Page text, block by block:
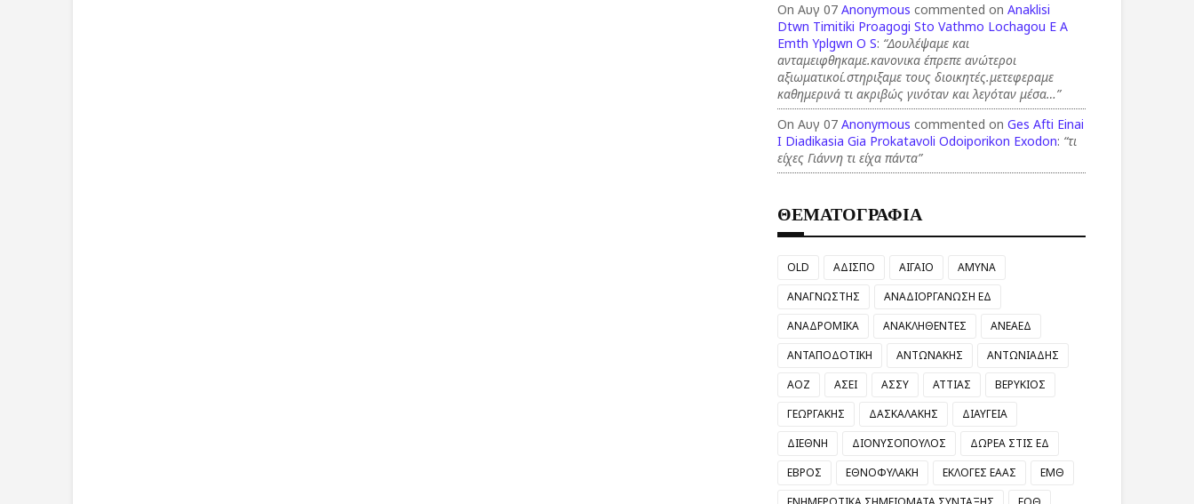
On Αυγ 07Anonymous commented onAnaklisi
Dtwn Timitiki Proagogi Sto Vathmo Lochagou E A
Emth Yplgwn O S: “Δουλέψαμε και
ανταμειφθηκαμε.κανονικα έπρεπε ανώτεροι
αξιωματικοί.στηριξαμε τους διοικητές.μετεφεραμε
καθημερινά τι ακριβώς γινόταν και λεγόταν μέσα…”
On Αυγ 07Anonymous commented onGes Afti Einai
I Diadikasia Gia Prokatavoli Odoiporikon Exodon: “τι
είχες Γιάννη τι είχα πάντα”
ΘΕΜΑΤΟΓΡΑΦΙΑ
OLD ΑΔΙΣΠΟ ΑΙΓΑΙΟ
ΑΜΥΝΑ
ΑΝΑΓΝΩΣΤΗΣ
ΑΝΑΔΙΟΡΓΑΝΩΣΗ ΕΔ
ΑΝΑΔΡΟΜΙΚΑ
ΑΝΑΚΛΗΘΕΝΤΕΣ
ΑΝΕΑΕΔ
ΑΝΤΑΠΟΔΟΤΙΚΗ
ΑΝΤΩΝΑΚΗΣ
ΑΝΤΩΝΙΑΔΗΣ
ΑΟΖ
ΑΣΕΙ ΑΣΣΥ ΑΤΤΙΑΣ
ΒΕΡΥΚΙΟΣ
ΓΕΩΡΓΑΚΗΣ
ΔΑΣΚΑΛΑΚΗΣ
ΔΙΑΥΓΕΙΑ
ΔΙΕΘΝΗ
ΔΙΟΝΥΣΟΠΟΥΛΟΣ
ΔΩΡΕΑ ΣΤΙΣ ΕΔ
ΕΒΡΟΣ
ΕΘΝΟΦΥΛΑΚΗ ΕΚΛΟΓΕΣ ΕΑΑΣ
ΕΜΘ